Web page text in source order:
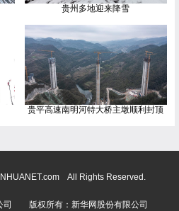
贵州多地迎来降雪
贵平高速南明河特大桥主墩顺利封顶
All Rights Reserved.
司 版权所有：新华网股份有限公司